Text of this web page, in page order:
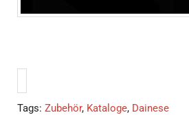
Tags: Zubehör, Kataloge, Dainese